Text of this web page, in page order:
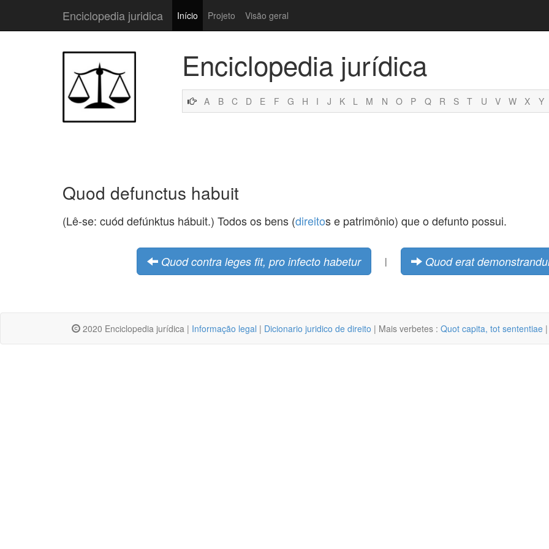
Enciclopedia juridica Início Projeto Visão geral
Enciclopedia jurídica
A B C D E F G H I J K L M N O P Q R S T U V W X Y
Quod defunctus habuit
(Lê-se: cuód defúnktus hábuit.) Todos os bens (direitos e patrimônio) que o defunto possui.
Quod contra leges fit, pro infecto habetur | Quod erat
2020 Enciclopedia jurídica | Informação legal | Dicionario juridico de direito | Mais verbetes : Quot capita, tot sententiae |